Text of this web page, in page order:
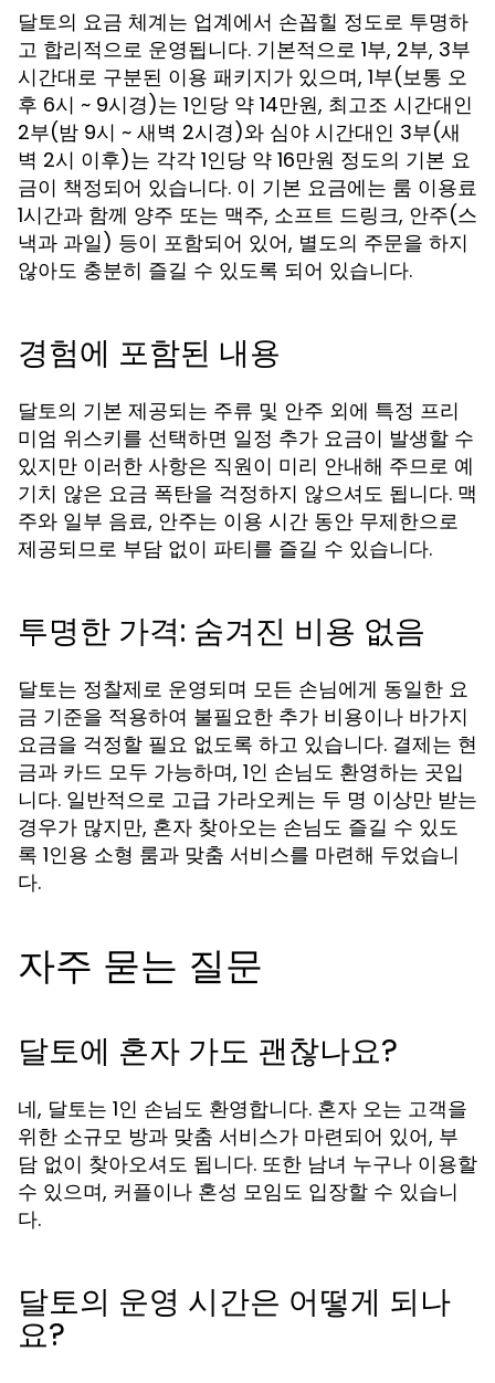
달토의 요금 체계는 업계에서 손꼽힐 정도로 투명하
고 합리적으로 운영됩니다. 기본적으로 1부, 2부, 3부
시간대로 구분된 이용 패키지가 있으며, 1부(보통 오
후 6시 ~ 9시경)는 1인당 약 14만원, 최고조 시간대인
2부(밤 9시 ~ 새벽 2시경)와 심야 시간대인 3부(새
벽 2시 이후)는 각각 1인당 약 16만원 정도의 기본 요
금이 책정되어 있습니다. 이 기본 요금에는 룸 이용료
1시간과 함께 양주 또는 맥주, 소프트 드링크, 안주(스
낵과 과일) 등이 포함되어 있어, 별도의 주문을 하지
않아도 충분히 즐길 수 있도록 되어 있습니다.
경험에 포함된 내용
달토의 기본 제공되는 주류 및 안주 외에 특정 프리
미엄 위스키를 선택하면 일정 추가 요금이 발생할 수
있지만 이러한 사항은 직원이 미리 안내해 주므로 예
기치 않은 요금 폭탄을 걱정하지 않으셔도 됩니다. 맥
주와 일부 음료, 안주는 이용 시간 동안 무제한으로
제공되므로 부담 없이 파티를 즐길 수 있습니다.
투명한 가격: 숨겨진 비용 없음
달토는 정찰제로 운영되며 모든 손님에게 동일한 요
금 기준을 적용하여 불필요한 추가 비용이나 바가지
요금을 걱정할 필요 없도록 하고 있습니다. 결제는 현
금과 카드 모두 가능하며, 1인 손님도 환영하는 곳입
니다. 일반적으로 고급 가라오케는 두 명 이상만 받는
경우가 많지만, 혼자 찾아오는 손님도 즐길 수 있도
록 1인용 소형 룸과 맞춤 서비스를 마련해 두었습니
다.
자주 묻는 질문
달토에 혼자 가도 괜찮나요?
네, 달토는 1인 손님도 환영합니다. 혼자 오는 고객을
위한 소규모 방과 맞춤 서비스가 마련되어 있어, 부
담 없이 찾아오셔도 됩니다. 또한 남녀 누구나 이용할
수 있으며, 커플이나 혼성 모임도 입장할 수 있습니
다.
달토의 운영 시간은 어떻게 되나
요?